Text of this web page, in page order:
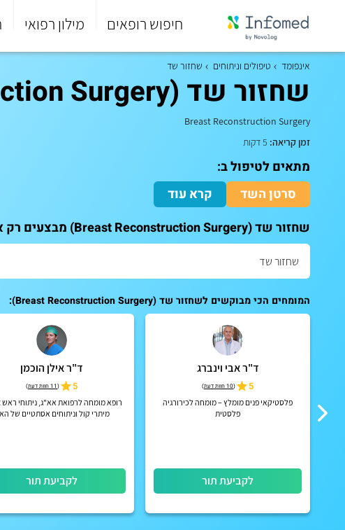
חיפוש רופאים מילון רפואי
סוף
התפריט
הראשי.
אינפומד טיפולים וניתוחים שחזור שד
שחזור שד (Breast Reconstruction Surgery)
Breast Reconstruction Surgery
זמן קריאה:
מתאים לטיפול ב:
סרטן השד
קרא עוד
שחזור שד (Breast Reconstruction Surgery) מבצעים רק אצל מומחים. לקביעת תור לייעוץ:
המומחים הכי מבוקשים לשחזור שד (Breast Reconstruction Surgery):
ד"ר אבי וינברג
5
(10 חוות דעת )
פלסטיקאי פנים מומלץ – מומחה לכירורגיה
פלסטית
לקביעת תור
ד"ר אילן הוכמן
5
(11 חוות דעת )
רופא מומחה לרפואת אא"ג, ניתוחי ראש
מיתרי קול וניתוחים אסתטיים של
לקביעת תור